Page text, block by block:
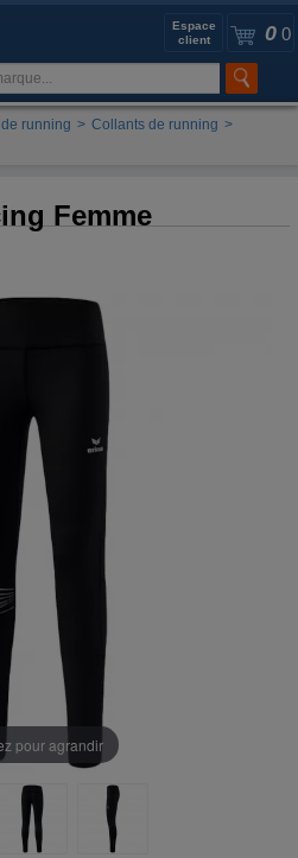
0 0
Espace
client
running > Collants de running >
Femme
pour agrandir